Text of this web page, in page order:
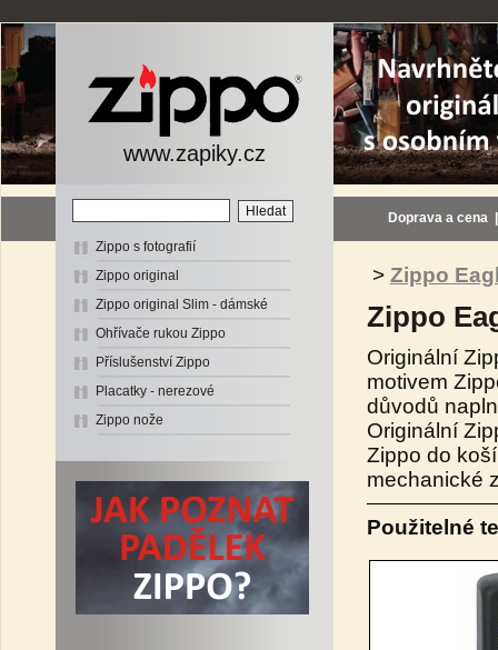
www.zapiky.cz
Zippo s fotografií
Zippo original
Zippo original Slim - dámské
Ohřívače rukou Zippo
Příslušenství Zippo
Placatky - nerezové
Zippo nože
Doprava a cena
> Zippo
Zippo
Originální
motivem
důvodů
Originální
Zippo do
mechanické
Použitelné